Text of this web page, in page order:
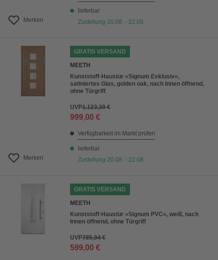
Merken
lieferbar
Zustellung 20.08. - 22.08.
Merken
GRATIS VERSAND
MEETH
Kunststoff-Haustür »Signum Exklusiv«,
satiniertes Glas, golden oak, nach Innen öffnend,
ohne Türgriff
UVP1.123,30 €
999,00 €
Verfügbarkeit im Markt prüfen
lieferbar
Zustellung 20.08. - 22.08.
GRATIS VERSAND
MEETH
Kunststoff-Haustür »Signum PVC«, weiß, nach
Innen öffnend, ohne Türgriff
UVP785,94 €
599,00 €